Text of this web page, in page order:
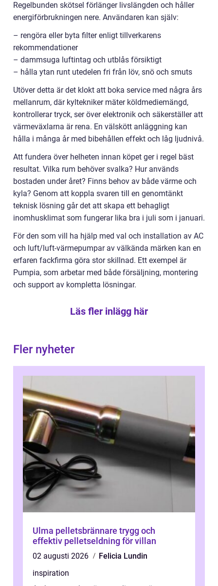
Regelbunden skötsel förlänger livslängden och håller
energiförbrukningen nere. Användaren kan själv:
– rengöra eller byta filter enligt tillverkarens
rekommendationer
– dammsuga luftintag och utblås försiktigt
– hålla ytan runt utedelen fri från löv, snö och smuts
Utöver detta är det klokt att boka service med några års
mellanrum, där kyltekniker mäter köldmediemängd,
kontrollerar tryck, ser över elektronik och säkerställer att
värmeväxlarna är rena. En välskött anläggning kan
hålla i många år med bibehållen effekt och låg ljudnivå.
Att fundera över helheten innan köpet ger i regel bäst
resultat. Vilka rum behöver svalka? Hur används
bostaden under året? Finns behov av både värme och
kyla? Genom att koppla svaren till en genomtänkt
teknisk lösning går det att skapa ett behagligt
inomhusklimat som fungerar lika bra i juli som i januari.
För den som vill ha hjälp med val och installation av AC
och luft/luft-värmepumpar av välkända märken kan en
erfaren fackfirma göra stor skillnad. Ett exempel är
Pumpia, som arbetar med både försäljning, montering
och support av kompletta lösningar.
Läs fler inlägg här
Fler nyheter
Ulma pelletsbrännare trygg och
effektiv pelletseldning för villan
02 augusti 2026
Felicia Lundin
inspiration